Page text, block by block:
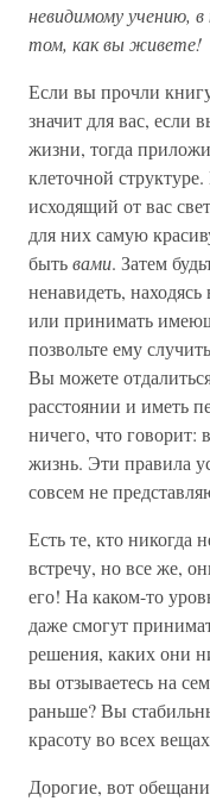
невидимому учению,
том, как вы живете!
Если вы прочли
значит для вас,
жизни, тогда
клеточной
исходящий от вас
для них самую
бытьвами. Затем
ненавидеть,
или принимать
позвольте ему
Вы можете
расстоянии и иметь
ничего, что
жизнь. Эти правила
совсем не
Есть те, кто никогда
встречу, но все же,
его! На каком-то
даже смогут
решения, каких они
вы отзываетесь на
раньше? Вы
красоту во всех
Дорогие, вот